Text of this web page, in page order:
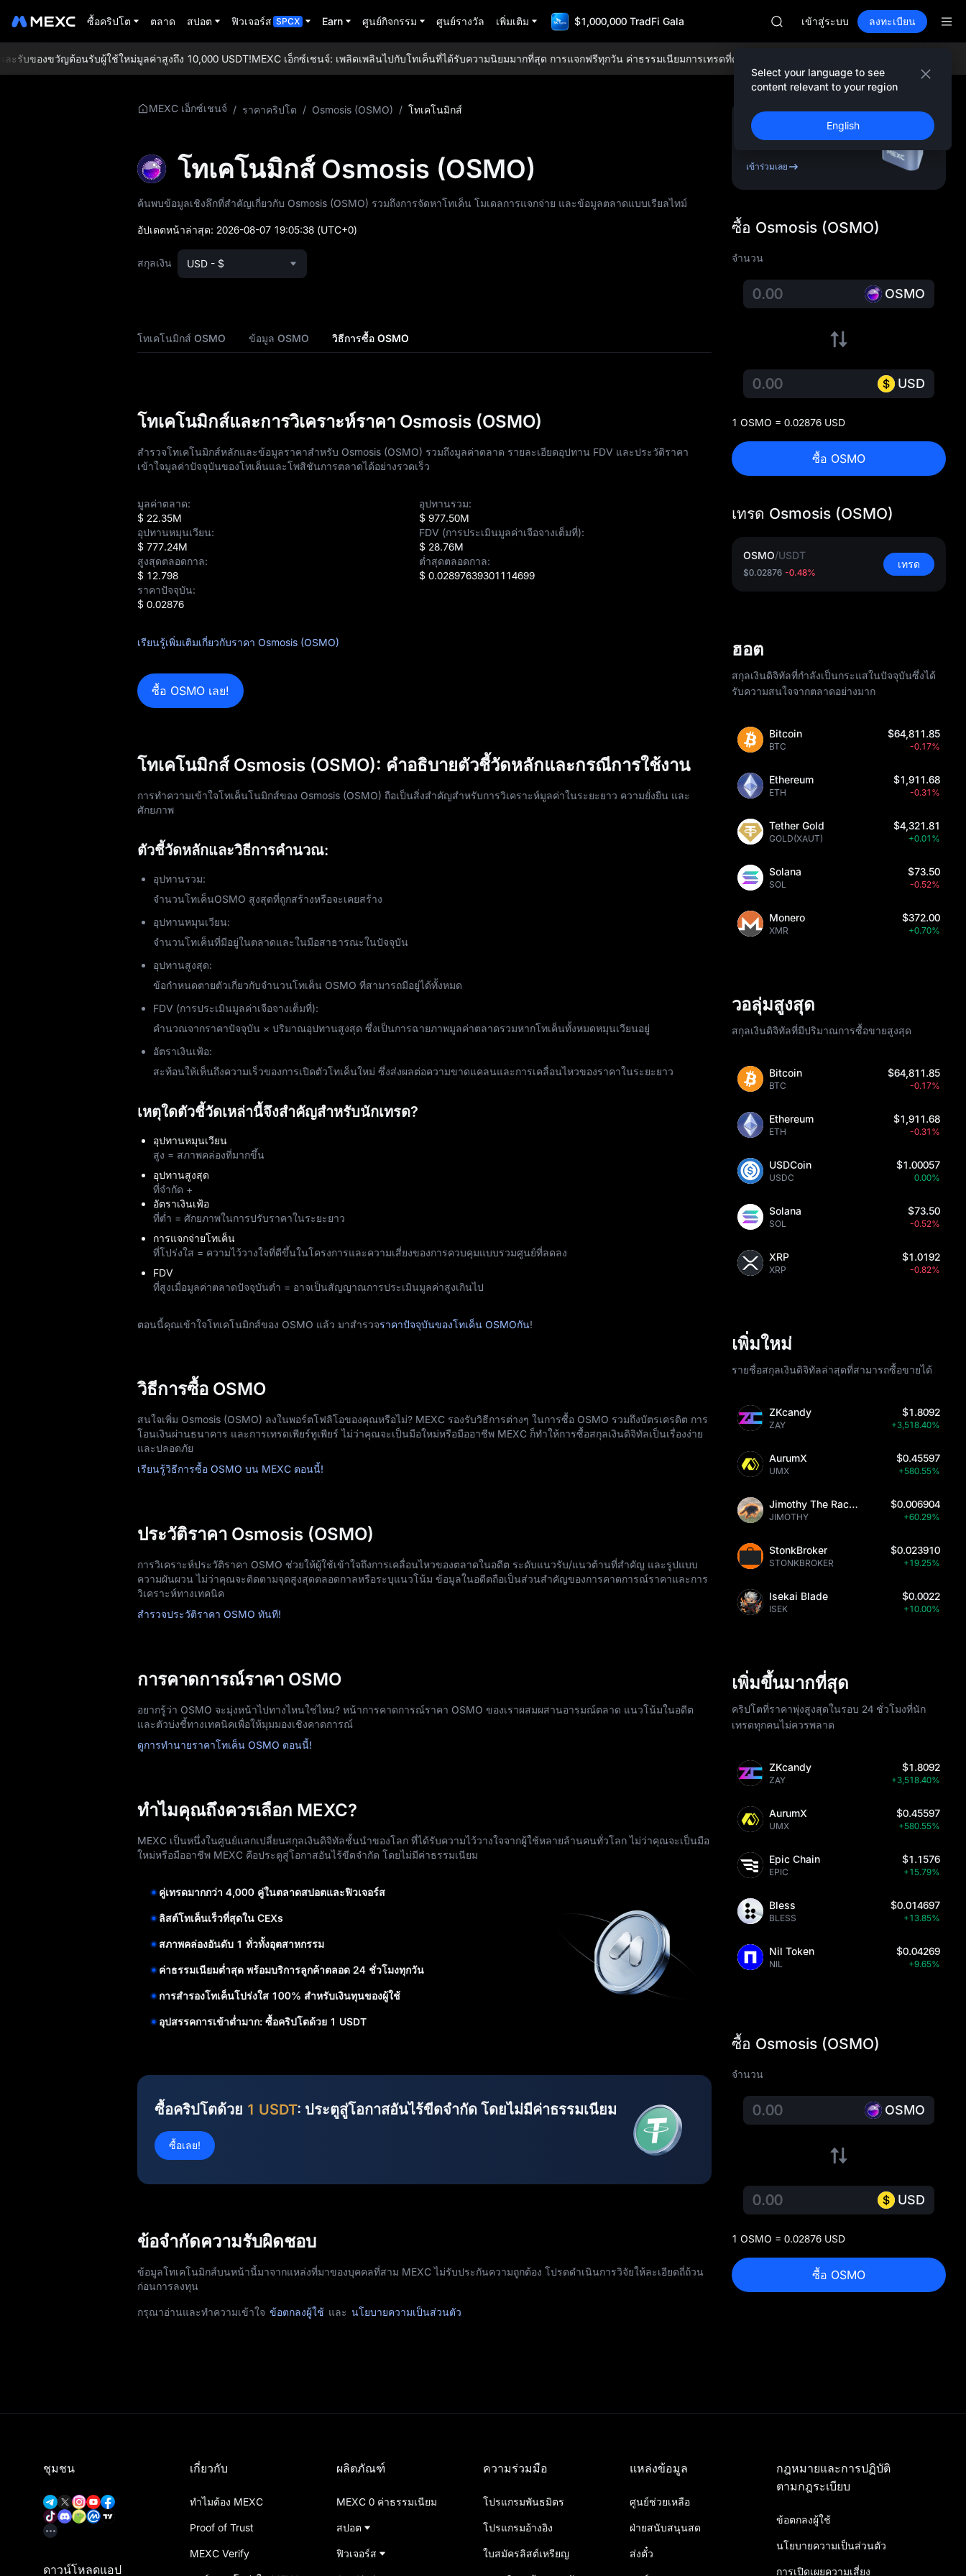
ซื้อคริปโต ตลาด สปอต ฟิวเจอร์ส SPCX Earn ศูนย์กิจกรรม ศูนย์รางวัล เพิ่มเติม $1,000,000 TradFi Gala
สมัครสมาชิกตลาดยูนิตรีสตาร์ 10 ส.ค.
SPCX พุ่งแม้ล็อกอัปหมดอายุ
AAOI
SKYAI
เข้าสู่ระบบ ลงทะเบียน
Select your language to see
content relevant to your region
English
รับของขวัญต้อนรับผู้ใช้ใหม่มูลค่าสูงถึง 10,000 USDT!MEXC เอ็กซ์เชนจ์: เพลิดเพลินไปกับโทเค็นที่ได้รับความนิยมมากที่สุด การแจกฟรีทุกวัน ค่าธรรมเนียมการเทรดที่ต่ำที่สุดในระดับโลก และสภาพคล่องที่ครอบคลุม!
MEXC เอ็กซ์เชนจ์ / ราคาคริปโต / Osmosis (OSMO) / โทเคโนมิกส์
โทเคโนมิกส์ Osmosis (OSMO)
ค้นพบข้อมูลเชิงลึกที่สำคัญเกี่ยวกับ Osmosis (OSMO) รวมถึงการจัดหาโทเค็น โมเดลการแจกจ่าย และข้อมูลตลาดแบบเรียลไทม์
อัปเดตหน้าล่าสุด: 2026-08-07 19:05:38 (UTC+0)
สกุลเงิน USD - $
โทเคโนมิกส์ OSMO ข้อมูล OSMO วิธีการซื้อ OSMO
โทเคโนมิกส์และการวิเคราะห์ราคา Osmosis (OSMO)
สำรวจโทเคโนมิกส์หลักและข้อมูลราคาสำหรับ Osmosis (OSMO) รวมถึงมูลค่าตลาด รายละเอียดอุปทาน FDV และประวัติราคา
เข้าใจมูลค่าปัจจุบันของโทเค็นและโพสิชันการตลาดได้อย่างรวดเร็ว
มูลค่าตลาด:
$ 22.35M
อุปทานรวม:
$ 977.50M
อุปทานหมุนเวียน:
$ 777.24M
FDV (การประเมินมูลค่าเจือจางเต็มที่):
$ 28.76M
สูงสุดตลอดกาล:
$ 12.798
ต่ำสุดตลอดกาล:
$ 0.02897639301114699
ราคาปัจจุบัน:
$ 0.02876
เรียนรู้เพิ่มเติมเกี่ยวกับราคา Osmosis (OSMO)
ซื้อ OSMO เลย!
โทเคโนมิกส์ Osmosis (OSMO): คำอธิบายตัวชี้วัดหลักและกรณีการใช้งาน
การทำความเข้าใจโทเค็นโนมิกส์ของ Osmosis (OSMO) ถือเป็นสิ่งสำคัญสำหรับการวิเคราะห์มูลค่าในระยะยาว ความยั่งยืน และ
ศักยภาพ
ตัวชี้วัดหลักและวิธีการคำนวณ:
อุปทานรวม:
จำนวนโทเค็นOSMO สูงสุดที่ถูกสร้างหรือจะเคยสร้าง
อุปทานหมุนเวียน:
จำนวนโทเค็นที่มีอยู่ในตลาดและในมือสาธารณะในปัจจุบัน
อุปทานสูงสุด:
ข้อกำหนดตายตัวเกี่ยวกับจำนวนโทเค็น OSMO ที่สามารถมีอยู่ได้ทั้งหมด
FDV (การประเมินมูลค่าเจือจางเต็มที่):
คำนวณจากราคาปัจจุบัน × ปริมาณอุปทานสูงสุด ซึ่งเป็นการฉายภาพมูลค่าตลาดรวมหากโทเค็นทั้งหมดหมุนเวียนอยู่
อัตราเงินเฟ้อ:
สะท้อนให้เห็นถึงความเร็วของการเปิดตัวโทเค็นใหม่ ซึ่งส่งผลต่อความขาดแคลนและการเคลื่อนไหวของราคาในระยะยาว
เหตุใดตัวชี้วัดเหล่านี้จึงสำคัญสำหรับนักเทรด?
อุปทานหมุนเวียน
สูง = สภาพคล่องที่มากขึ้น
อุปทานสูงสุด
ที่จำกัด +
อัตราเงินเฟ้อ
ที่ต่ำ = ศักยภาพในการปรับราคาในระยะยาว
การแจกจ่ายโทเค็น
ที่โปร่งใส = ความไว้วางใจที่ดีขึ้นในโครงการและความเสี่ยงของการควบคุมแบบรวมศูนย์ที่ลดลง
FDV
ที่สูงเมื่อมูลค่าตลาดปัจจุบันต่ำ = อาจเป็นสัญญาณการประเมินมูลค่าสูงเกินไป
ตอนนี้คุณเข้าใจโทเคโนมิกส์ของ OSMO แล้ว มาสำรวจราคาปัจจุบันของโทเค็น OSMOกัน!
วิธีการซื้อ OSMO
สนใจเพิ่ม Osmosis (OSMO) ลงในพอร์ตโฟลิโอของคุณหรือไม่? MEXC รองรับวิธีการต่างๆ ในการซื้อ OSMO รวมถึงบัตรเครดิต การ
โอนเงินผ่านธนาคาร และการเทรดเพียร์ทูเพียร์ ไม่ว่าคุณจะเป็นมือใหม่หรือมืออาชีพ MEXC ก็ทำให้การซื้อสกุลเงินดิจิทัลเป็นเรื่องง่าย
และปลอดภัย
เรียนรู้วิธีการซื้อ OSMO บน MEXC ตอนนี้!
ประวัติราคา Osmosis (OSMO)
การวิเคราะห์ประวัติราคา OSMO ช่วยให้ผู้ใช้เข้าใจถึงการเคลื่อนไหวของตลาดในอดีต ระดับแนวรับ/แนวต้านที่สำคัญ และรูปแบบ
ความผันผวน ไม่ว่าคุณจะติดตามจุดสูงสุดตลอดกาลหรือระบุแนวโน้ม ข้อมูลในอดีตถือเป็นส่วนสำคัญของการคาดการณ์ราคาและการ
วิเคราะห์ทางเทคนิค
สำรวจประวัติราคา OSMO ทันที!
การคาดการณ์ราคา OSMO
อยากรู้ว่า OSMO จะมุ่งหน้าไปทางไหนใช่ไหม? หน้าการคาดการณ์ราคา OSMO ของเราผสมผสานอารมณ์ตลาด แนวโน้มในอดีต
และตัวบ่งชี้ทางเทคนิคเพื่อให้มุมมองเชิงคาดการณ์
ดูการทำนายราคาโทเค็น OSMO ตอนนี้!
ทำไมคุณถึงควรเลือก MEXC?
MEXC เป็นหนึ่งในศูนย์แลกเปลี่ยนสกุลเงินดิจิทัลชั้นนำของโลก ที่ได้รับความไว้วางใจจากผู้ใช้หลายล้านคนทั่วโลก ไม่ว่าคุณจะเป็นมือ
ใหม่หรือมืออาชีพ MEXC คือประตูสู่โอกาสอันไร้ขีดจำกัด โดยไม่มีค่าธรรมเนียม
คู่เทรดมากกว่า 4,000 คู่ในตลาดสปอตและฟิวเจอร์ส
ลิสต์โทเค็นเร็วที่สุดใน CEXs
สภาพคล่องอันดับ 1 ทั่วทั้งอุตสาหกรรม
ค่าธรรมเนียมต่ำสุด พร้อมบริการลูกค้าตลอด 24 ชั่วโมงทุกวัน
การสำรองโทเค็นโปร่งใส 100% สำหรับเงินทุนของผู้ใช้
อุปสรรคการเข้าต่ำมาก: ซื้อคริปโตด้วย 1 USDT
ซื้อคริปโตด้วย 1 USDT: ประตูสู่โอกาสอันไร้ขีดจำกัด โดยไม่มีค่าธรรมเนียม
ซื้อเลย!
ข้อจำกัดความรับผิดชอบ
ข้อมูลโทเคโนมิกส์บนหน้านี้มาจากแหล่งที่มาของบุคคลที่สาม MEXC ไม่รับประกันความถูกต้อง โปรดดำเนินการวิจัยให้ละเอียดถี่ถ้วน
ก่อนการลงทุน
กรุณาอ่านและทำความเข้าใจ ข้อตกลงผู้ใช้ และ นโยบายความเป็นส่วนตัว
ลงทะเบียนและรับโบนัส
สูงถึง 10,000 USDT
เข้าร่วมเลย
ซื้อ Osmosis (OSMO)
จำนวน
OSMO
USD
1 OSMO = 0.02876 USD
ซื้อ OSMO
เทรด Osmosis (OSMO)
OSMO/USDT
$0.02876 -0.48%
เทรด
ฮอต
สกุลเงินดิจิทัลที่กำลังเป็นกระแสในปัจจุบันซึ่งได้
รับความสนใจจากตลาดอย่างมาก
Bitcoin
BTC
$64,811.85
-0.17%
Ethereum
ETH
$1,911.68
-0.31%
Tether Gold
GOLD(XAUT)
$4,321.81
+0.01%
Solana
SOL
$73.50
-0.52%
Monero
XMR
$372.00
+0.70%
วอลุ่มสูงสุด
สกุลเงินดิจิทัลที่มีปริมาณการซื้อขายสูงสุด
Bitcoin
BTC
$64,811.85
-0.17%
Ethereum
ETH
$1,911.68
-0.31%
USDCoin
USDC
$1.00057
0.00%
Solana
SOL
$73.50
-0.52%
XRP
XRP
$1.0192
-0.82%
เพิ่มใหม่
รายชื่อสกุลเงินดิจิทัลล่าสุดที่สามารถซื้อขายได้
ZKcandy
ZAY
$1.8092
+3,518.40%
AurumX
UMX
$0.45597
+580.55%
Jimothy The Raccoon
JIMOTHY
$0.006904
+60.29%
StonkBroker
STONKBROKER
$0.023910
+19.25%
Isekai Blade
ISEK
$0.0022
+10.00%
เพิ่มขึ้นมากที่สุด
คริปโตที่ราคาพุ่งสูงสุดในรอบ 24 ชั่วโมงที่นัก
เทรดทุกคนไม่ควรพลาด
ZKcandy
ZAY
$1.8092
+3,518.40%
AurumX
UMX
$0.45597
+580.55%
Epic Chain
EPIC
$1.1576
+15.79%
Bless
BLESS
$0.014697
+13.85%
Nil Token
NIL
$0.04269
+9.65%
ซื้อ Osmosis (OSMO)
จำนวน
OSMO
USD
1 OSMO = 0.02876 USD
ซื้อ OSMO
ชุมชน
ดาวน์โหลดแอป
เกี่ยวกับ
ทำไมต้อง MEXC
Proof of Trust
MEXC Verify
ผลิตภัณฑ์
MEXC 0 ค่าธรรมเนียม
สปอต
ฟิวเจอร์ส
ความร่วมมือ
โปรแกรมพันธมิตร
โปรแกรมอ้างอิง
ใบสมัครลิสต์เหรียญ
แหล่งข้อมูล
ศูนย์ช่วยเหลือ
ฝ่ายสนับสนุนสด
ส่งตั๋ว
กฎหมายและการปฏิบัติ
ตามกฎระเบียบ
ข้อตกลงผู้ใช้
นโยบายความเป็นส่วนตัว
การเปิดเผยความเสี่ยง